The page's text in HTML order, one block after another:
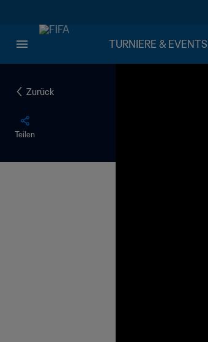
TURNIERE & EVENTS
Zurück
Teilen